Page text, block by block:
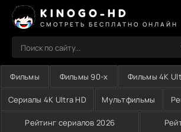
KINOGO-HD
СМОТРЕТЬ БЕСПЛАТНО ОНЛАЙН
Фильмы Фильмы 90-х Фильмы 4K
Сериалы 4K Ultra HD Мультфильмы
Рейтинг сериалов 2026